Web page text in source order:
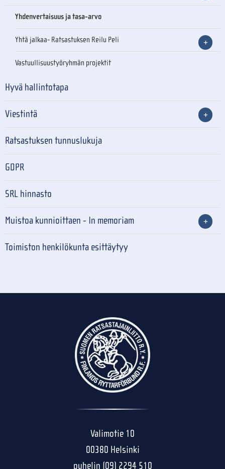
Yhdenvertaisuus ja tasa-arvo
Yhtä jalkaa- Ratsastuksen Reilu Peli
Vastuullisuustyöryhmän projektit
Hyvä hallintotapa
Viestintä
Ratsastuksen tunnuslukuja
GDPR
SRL hinnasto
Muistoa kunnioittaen - In memoriam
Toimiston henkilökunta esittäytyy
Valimotie 10
00380 Helsinki
puhelin (09) 2294 510